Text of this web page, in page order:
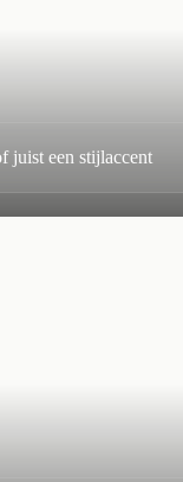
juist een stijlaccent